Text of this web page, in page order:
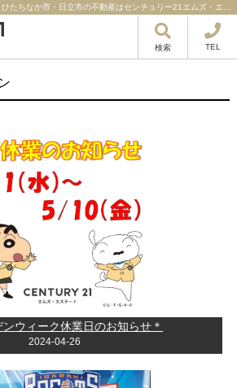
検索 TEL
ンウィーク休業日のお知らせ＊
2024-04-26